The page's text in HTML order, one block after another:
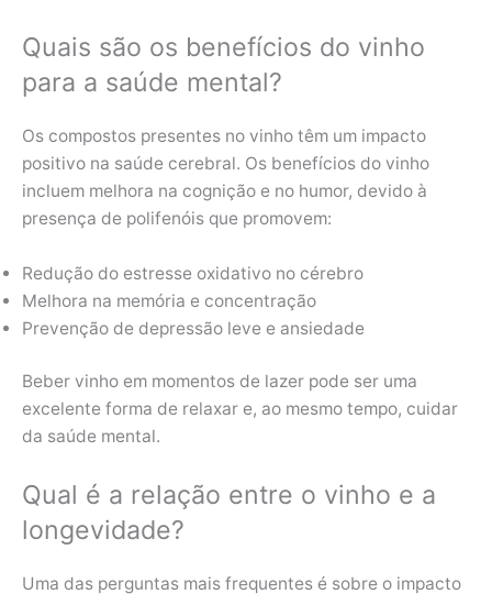
Quais são os benefícios do vinho
para a saúde mental?
Os compostos presentes no vinho têm um impacto
positivo na saúde cerebral. Os benefícios do vinho
incluem melhora na cognição e no humor, devido à
presença de polifenóis que promovem:
Redução do estresse oxidativo no cérebro
Melhora na memória e concentração
Prevenção de depressão leve e ansiedade
Beber vinho em momentos de lazer pode ser uma
excelente forma de relaxar e, ao mesmo tempo, cuidar
da saúde mental.
Qual é a relação entre o vinho e a
longevidade?
Uma das perguntas mais frequentes é sobre o impacto